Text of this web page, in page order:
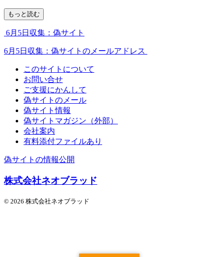
もっと読む
6月5日収集：偽サイト
6月5日収集：偽サイトのメールアドレス
このサイトについて
お問い合せ
ご支援にかんして
偽サイトのメール
偽サイト情報
偽サイトマガジン（外部）
会社案内
有料添付ファイルあり
偽サイトの情報公開
株式会社ネオブラッド
© 2026 株式会社ネオブラッド